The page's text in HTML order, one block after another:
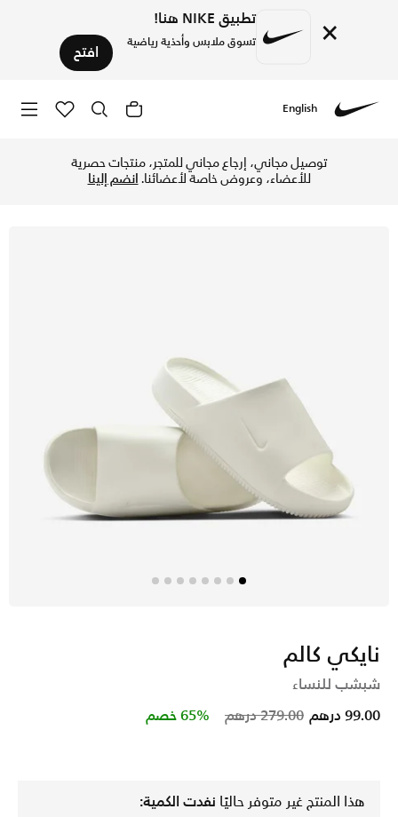
× تطبيق NIKE هنا!
تسوق ملابس وأحذية رياضية افتح
English
توصيل مجاني، إرجاع مجاني للمتجر، منتجات حصرية
للأعضاء، وعروض خاصة لأعضائنا.انضم إلينا
نايكي كالم
شبشب للنساء
Price reduced from
279.00 درهم to 99.00 درهم 65% خصم
هذا المنتج غير متوفر حاليًا نفدت الكمية: